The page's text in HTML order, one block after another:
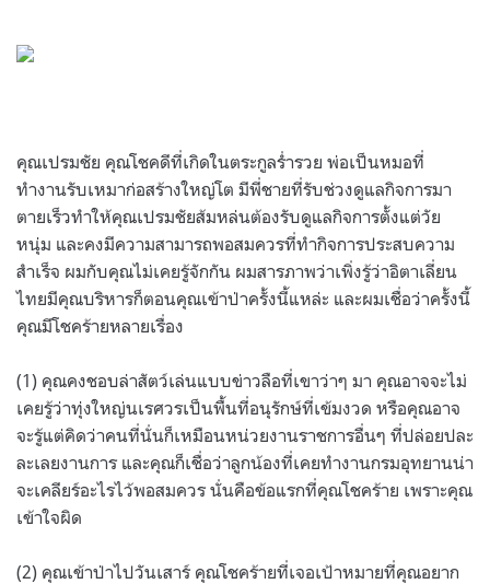
คุณเปรมชัย คุณโชคดีที่เกิดในตระกูลร่ำรวย พ่อเป็นหมอที่
ทำงานรับเหมาก่อสร้างใหญ่โต มีพี่ชายที่รับช่วงดูแลกิจการมา
ตายเร็วทำให้คุณเปรมชัยส้มหล่นต้องรับดูแลกิจการตั้งแต่วัย
หนุ่ม และคงมีความสามารถพอสมควรที่ทำกิจการประสบความ
สำเร็จ ผมกับคุณไม่เคยรู้จักกัน ผมสารภาพว่าเพิ่งรู้ว่าอิตาเลี่ยน
ไทยมีคุณบริหารก็ตอนคุณเข้าป่าครั้งนี้แหล่ะ และผมเชื่อว่าครั้งนี้
คุณมีโชคร้ายหลายเรื่อง
(1) คุณคงชอบล่าสัตว์เล่นแบบข่าวลือที่เขาว่าๆ มา คุณอาจจะไม่
เคยรู้ว่าทุ่งใหญ่นเรศวรเป็นพื้นที่อนุรักษ์ที่เข้มงวด หรือคุณอาจ
จะรู้แต่คิดว่าคนที่นั่นก็เหมือนหน่วยงานราชการอื่นๆ ที่ปล่อยปละ
ละเลยงานการ และคุณก็เชื่อว่าลูกน้องที่เคยทำงานกรมอุทยานน่า
จะเคลียร์อะไรไว้พอสมควร นั่นคือข้อแรกที่คุณโชคร้าย เพราะคุณ
เข้าใจผิด
(2) คุณเข้าป่าไปวันเสาร์ คุณโชคร้ายที่เจอเป้าหมายที่คุณอยาก